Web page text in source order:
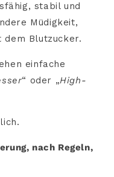
stabil und
Müdigkeit,
Blutzucker.
einfache
“ oder „High-
nach Regeln,